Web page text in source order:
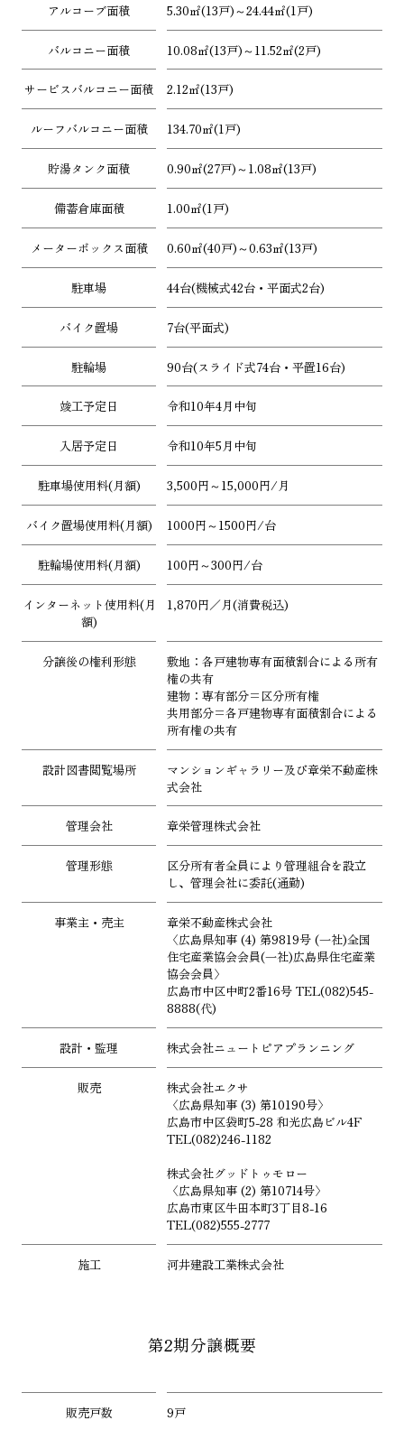
アルコーブ面積 5.30㎡(13戸)～24.44㎡(1戸)
バルコニー面積 10.08㎡(13戸)～11.52㎡(2戸)
サービスバルコニー面積 2.12㎡(13戸)
ルーフバルコニー面積 134.70㎡(1戸)
貯湯タンク面積 0.90㎡(27戸)～1.08㎡(13戸)
備蓄倉庫面積 1.00㎡(1戸)
メーターボックス面積 0.60㎡(40戸)～0.63㎡(13戸)
駐車場 44台(機械式42台・平面式2台)
バイク置場 7台(平面式)
駐輪場 90台(スライド式74台・平置16台)
竣工予定日 令和10年4月中旬
入居予定日 令和10年5月中旬
駐車場使用料(月額) 3,500円～15,000円/月
バイク置場使用料(月額) 1000円～1500円/台
駐輪場使用料(月額) 100円～300円/台
インターネット使用料(月
額)
1,870円／月(消費税込)
分譲後の権利形態
敷地：各戸建物専有面積割合による所有
権の共有
建物：専有部分=区分所有権
共用部分=各戸建物専有面積割合による
所有権の共有
設計図書閲覧場所
マンションギャラリー及び章栄不動産株
式会社
管理会社 章栄管理株式会社
管理形態
区分所有者全員により管理組合を設立
し、管理会社に委託(通勤)
事業主・売主
章栄不動産株式会社
〈広島県知事 (4) 第9819号 (一社)全国
住宅産業協会会員(一社)広島県住宅産業
協会会員〉
広島市中区中町2番16号 TEL(082)545-
8888(代)
設計・監理 株式会社ニュートピアプランニング
販売
株式会社エクサ
〈広島県知事 (3) 第10190号〉
広島市中区袋町5-28 和光広島ビル4F
TEL(082)246-1182
株式会社グッドトゥモロー
〈広島県知事 (2) 第10714号〉
広島市東区牛田本町3丁目8-16
TEL(082)555-2777
施工 河井建設工業株式会社
第2期分譲概要
販売戸数 9戸